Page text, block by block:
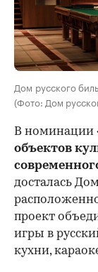
Дом русского
(Фото: Дом
В номинации
объектов
досталась
проект
игры в
кухни,